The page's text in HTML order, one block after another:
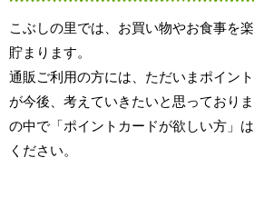
こぶしの里では、お買い物やお食事を
貯まります。
通販ご利用の方には、ただいまポイン
が今後、考えていきたいと思っており
の中で「ポイントカードが欲しい方」
ください。